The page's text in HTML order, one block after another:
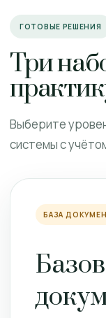
ГОТОВЫЕ РЕШЕНИЯ
Три
Выберите
системы с
БАЗА